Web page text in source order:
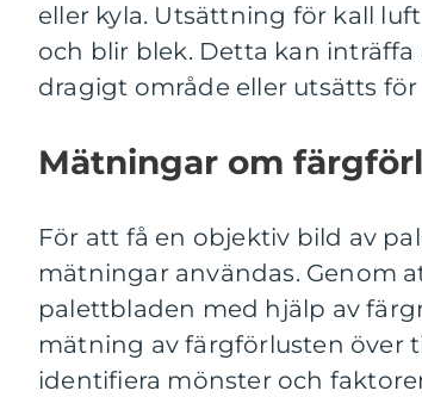
eller kyla. Utsättning för kall
och blir blek. Detta kan
dragigt område eller utsätts
Mätningar om
För att få en objektiv bild av
mätningar användas. Genom
palettbladen med hjälp av
mätning av färgförlusten över
identifiera mönster och